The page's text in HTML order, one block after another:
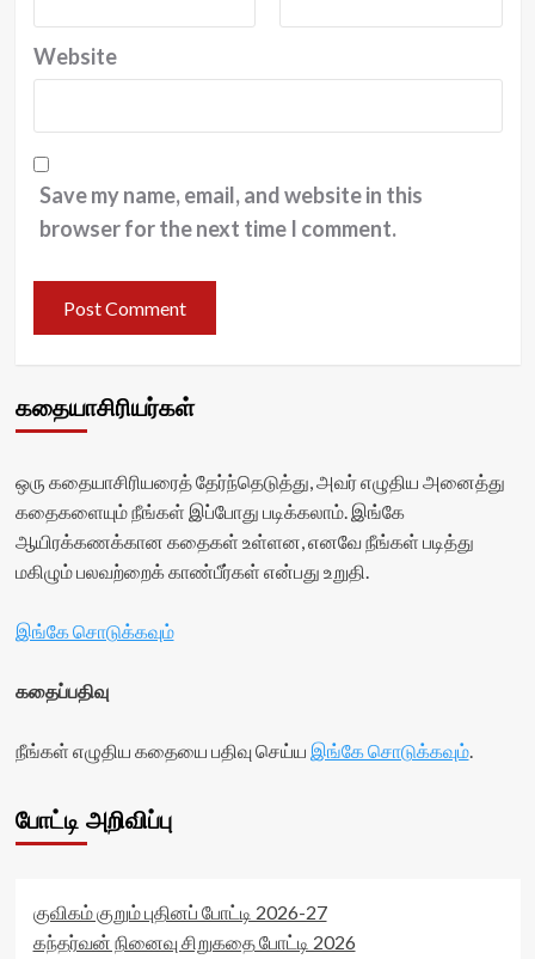
Website
Save my name, email, and website in this
browser for the next time I comment.
கதையாசிரியர்கள்
ஒரு கதையாசிரியரைத் தேர்ந்தெடுத்து, அவர் எழுதிய அனைத்து
கதைகளையும் நீங்கள் இப்போது படிக்கலாம். இங்கே
ஆயிரக்கணக்கான கதைகள் உள்ளன, எனவே நீங்கள் படித்து
மகிழும் பலவற்றைக் காண்பீர்கள் என்பது உறுதி.
இங்கே சொடுக்கவும்
கதைப்பதிவு
நீங்கள் எழுதிய கதையை பதிவு செய்ய இங்கே சொடுக்கவும்.
போட்டி அறிவிப்பு
குவிகம் குறும் புதினப் போட்டி 2026-27
கந்தர்வன் நினைவு சிறுகதை போட்டி 2026